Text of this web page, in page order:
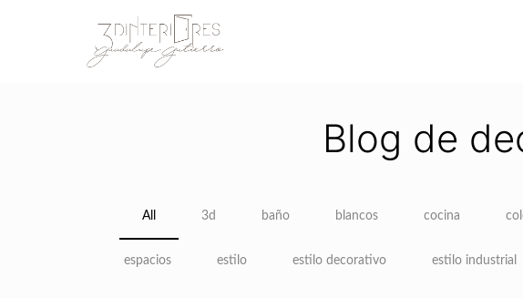
Blog de
All 3d baño blancos cocina
espacios estilo estilo decorativo estilo industrial